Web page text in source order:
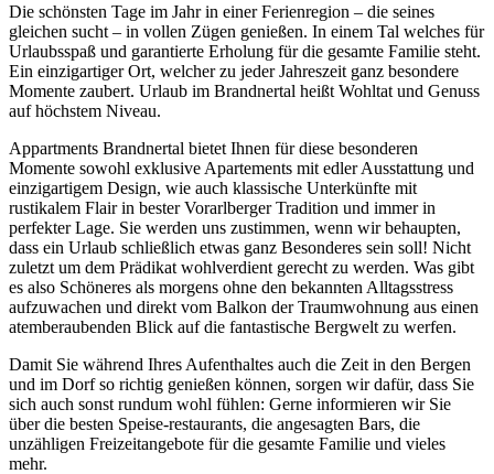
Die schönsten Tage im Jahr in einer Ferienregion – die seines
gleichen sucht – in vollen Zügen genießen. In einem Tal welches für
Urlaubsspaß und garantierte Erholung für die gesamte Familie steht.
Ein einzigartiger Ort, welcher zu jeder Jahreszeit ganz besondere
Momente zaubert. Urlaub im Brandnertal heißt Wohltat und Genuss
auf höchstem Niveau.
Appartments Brandnertal bietet Ihnen für diese besonderen
Momente sowohl exklusive Apartements mit edler Ausstattung und
einzigartigem Design, wie auch klassische Unterkünfte mit
rustikalem Flair in bester Vorarlberger Tradition und immer in
perfekter Lage. Sie werden uns zustimmen, wenn wir behaupten,
dass ein Urlaub schließlich etwas ganz Besonderes sein soll! Nicht
zuletzt um dem Prädikat wohlverdient gerecht zu werden. Was gibt
es also Schöneres als morgens ohne den bekannten Alltagsstress
aufzuwachen und direkt vom Balkon der Traumwohnung aus einen
atemberaubenden Blick auf die fantastische Bergwelt zu werfen.
Damit Sie während Ihres Aufenthaltes auch die Zeit in den Bergen
und im Dorf so richtig genießen können, sorgen wir dafür, dass Sie
sich auch sonst rundum wohl fühlen: Gerne informieren wir Sie
über die besten Speise-restaurants, die angesagten Bars, die
unzähligen Freizeitangebote für die gesamte Familie und vieles
mehr.